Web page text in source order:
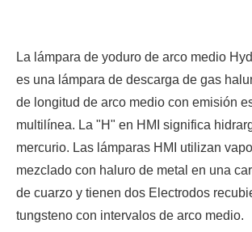
La lámpara de yoduro de arco medio
es una lámpara de descarga de gas
de longitud de arco medio con emisión
multilínea. La "H" en HMI significa
mercurio. Las lámparas HMI utilizan
mezclado con haluro de metal en una
de cuarzo y tienen dos Electrodos
tungsteno con intervalos de arco medio.